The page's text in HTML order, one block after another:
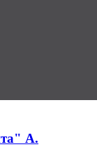
А.